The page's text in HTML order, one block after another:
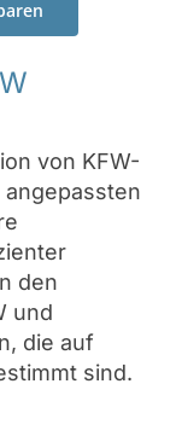
von KFW-
den
und
die auf
sind.